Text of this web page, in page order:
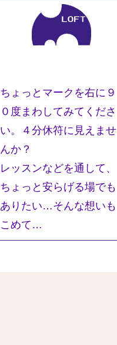
ちょっとマークを右に９
０度まわしてみてくださ
い。４分休符に見えませ
んか？
レッスンなどを通して、
ちょっと安らげる場でも
ありたい…そんな想いも
こめて…